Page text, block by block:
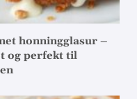
honningglasur –
og perfekt til